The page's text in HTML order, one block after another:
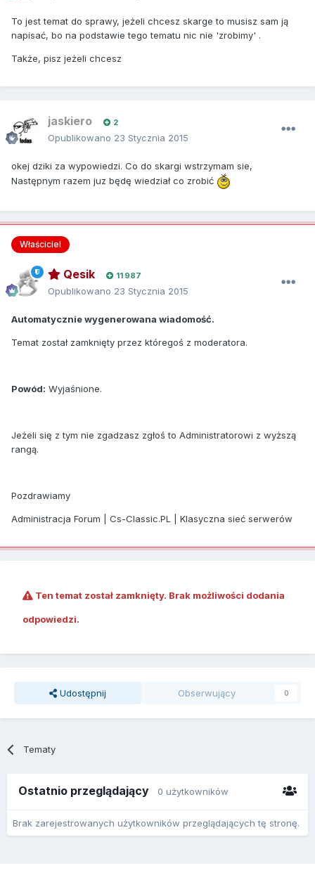
To jest temat do sprawy, jeżeli chcesz skarge to musisz sam ją
napisać, bo na podstawie tego tematu nic nie 'zrobimy' .
Także, pisz jeżeli chcesz
jaskiero 2
Opublikowano 23 Stycznia 2015
okej dziki za wypowiedzi. Co do skargi wstrzymam sie,
Następnym razem juz będę wiedział co zrobić
Właściciel
Qesik 11 987
Opublikowano 23 Stycznia 2015
Automatycznie wygenerowana wiadomość.
Temat został zamknięty przez któregoś z moderatora.
Powód: Wyjaśnione.
Jeżeli się z tym nie zgadzasz zgłoś to Administratorowi z wyższą
rangą.
Pozdrawiamy
Administracja Forum | Cs-Classic.PL | Klasyczna sieć serwerów
Ten temat został zamknięty. Brak możliwości dodania
odpowiedzi.
Udostępnij Obserwujący 0
Tematy
Ostatnio przeglądający 0 użytkowników
Brak zarejestrowanych użytkowników przeglądających tę stronę.